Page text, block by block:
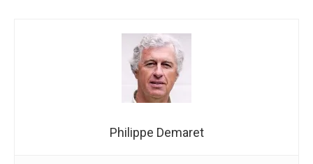
Philippe Demaret